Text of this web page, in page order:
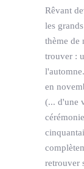
Rêvant
les
thème de
trouver :
en
(... d'une
retrouver